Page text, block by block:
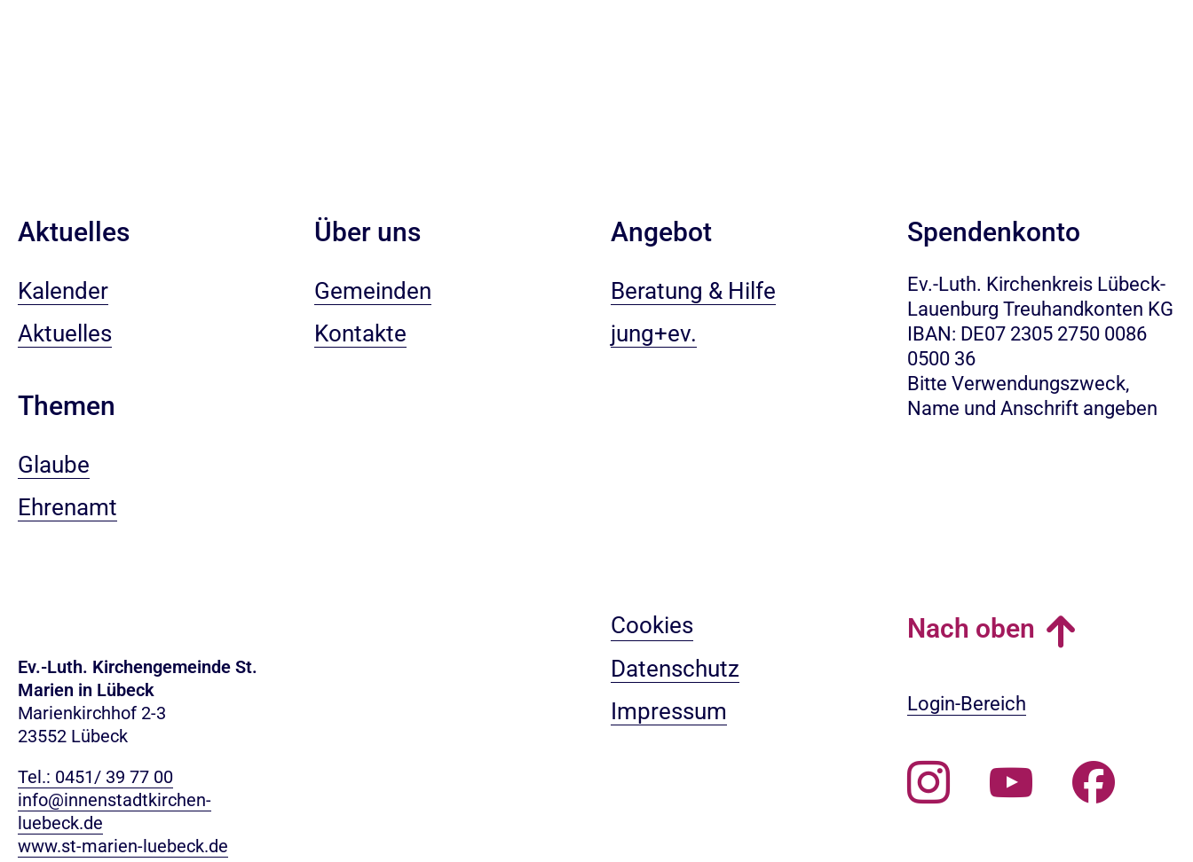
Aktuelles
Kalender
Aktuelles
Themen
Glaube
Ehrenamt
Über uns
Gemeinden
Kontakte
Angebot
Beratung & Hilfe
jung+ev.
Spendenkonto
Ev.-Luth. Kirchenkreis Lübeck-
Lauenburg Treuhandkonten KG
IBAN: DE07 2305 2750 0086
0500 36
Bitte Verwendungszweck,
Name und Anschrift angeben
Ev.-Luth. Kirchengemeinde St.
Marien in Lübeck
Marienkirchhof 2-3
23552 Lübeck
Tel.: 0451/ 39 77 00
info@innenstadtkirchen-
luebeck.de
www.st-marien-luebeck.de
Cookies
Datenschutz
Impressum
Nach oben
Login-Bereich